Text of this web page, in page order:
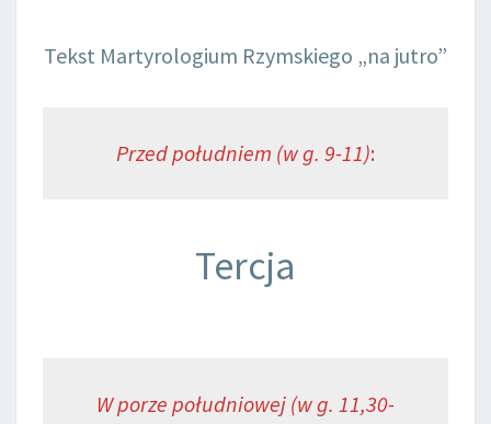
Tekst Martyrologium Rzymskiego „na jutro”
Przed południem (w g. 9-11):
Tercja
W porze południowej (w g. 11,30-